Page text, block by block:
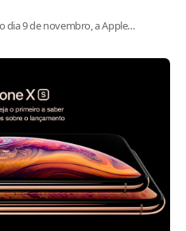
dia 9 de novembro, a Apple…